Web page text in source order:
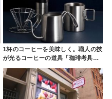
1杯のコーヒーを美味しく。職人の技
が光るコーヒーの道具「珈琲考具…